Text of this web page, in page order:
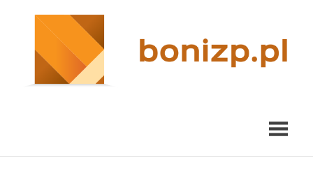
nieruchomości
Kraków